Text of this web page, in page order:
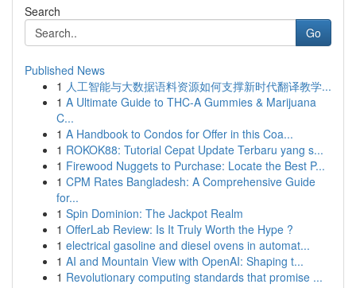
Search
Go
Published News
1 人工智能与大数据语料资源如何支撑新时代翻译教学...
1 A Ultimate Guide to THC-A Gummies & Marijuana
C...
1 A Handbook to Condos for Offer in this Coa...
1 ROKOK88: Tutorial Cepat Update Terbaru yang s...
1 Firewood Nuggets to Purchase: Locate the Best P...
1 CPM Rates Bangladesh: A Comprehensive Guide
for...
1 Spin Dominion: The Jackpot Realm
1 OfferLab Review: Is It Truly Worth the Hype ?
1 electrical gasoline and diesel ovens in automat...
1 AI and Mountain View with OpenAI: Shaping t...
1 Revolutionary computing standards that promise ...